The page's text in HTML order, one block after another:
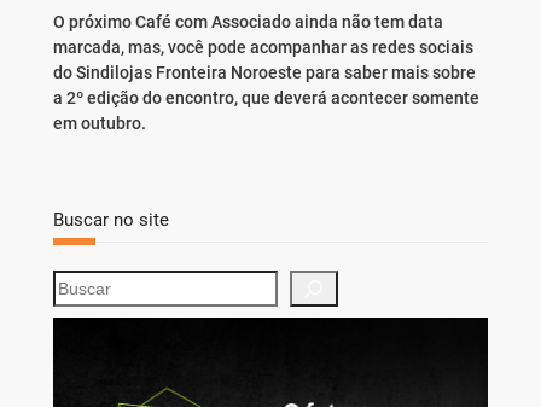
O próximo Café com Associado ainda não tem data
marcada, mas, você pode acompanhar as redes sociais
do Sindilojas Fronteira Noroeste para saber mais sobre
a 2º edição do encontro, que deverá acontecer somente
em outubro.
Buscar no site
S
e